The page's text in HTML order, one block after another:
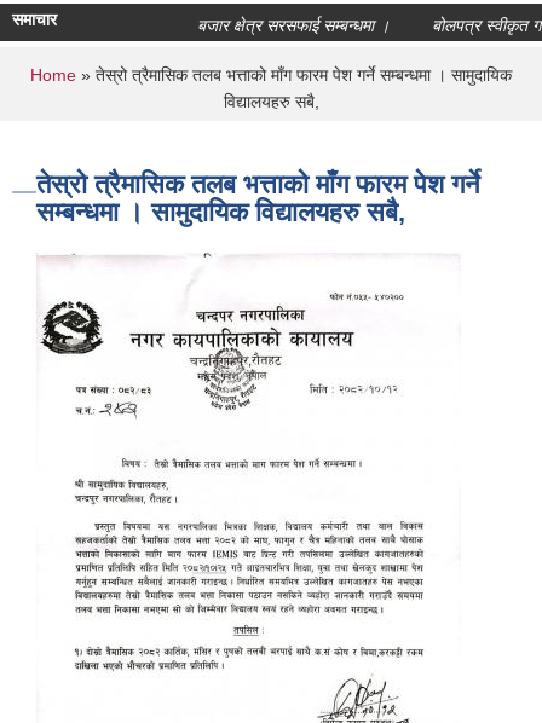
समाचार बजार क्षेत्र सरसफाई सम्बन्धमा । बोलपत्र स्वीकृत
You are here
Home » तेस्रो त्रैमासिक तलब भत्ताको माँग फारम पेश गर्ने सम्बन्धमा । सामुदायिक
विद्यालयहरु सबै,
तेस्रो त्रैमासिक तलब भत्ताको माँग फारम पेश गर्ने
सम्बन्धमा । सामुदायिक विद्यालयहरु सबै,